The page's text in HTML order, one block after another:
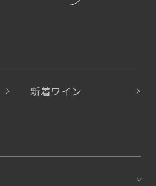
新着ワイン